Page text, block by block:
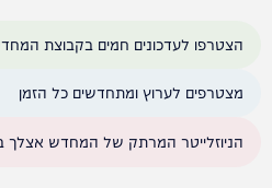
הצטרפו לעדכונים חמים בקבוצת
מצטרפים לערוץ ומתחדשים כל הזמן
הניוזלייטר המרתק של המחדש אצלך